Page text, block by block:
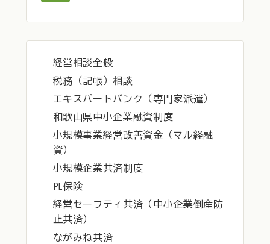
経営相談全般
税務（記帳）相談
エキスパートバンク（専門家派遣）
和歌山県中小企業融資制度
小規模事業経営改善資金（マル経融
資）
小規模企業共済制度
PL保険
経営セーフティ共済（中小企業倒産防
止共済）
ながみね共済